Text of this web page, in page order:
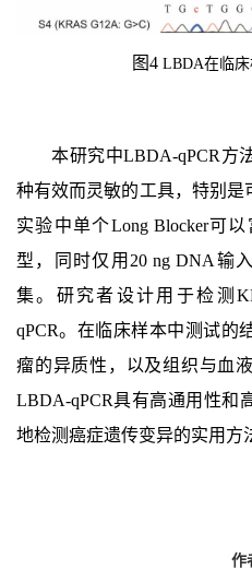
图4 LBDA在临
本研究中LBDA-qPCR方
种有效而灵敏的工具，特别是
实验中单个Long Blocker可
型，同时仅用20 ng DNA输
集。研究者设计用于检测
qPCR。在临床样本中测试的
瘤的异质性，以及组织与血
LBDA-qPCR具有高通用性和
地检测癌症遗传变异的实用方
作